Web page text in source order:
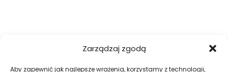
Zarządzaj zgodą
Aby zapewnić jak najlepsze wrażenia, korzystamy z technologii,
Hi, Welcome back!